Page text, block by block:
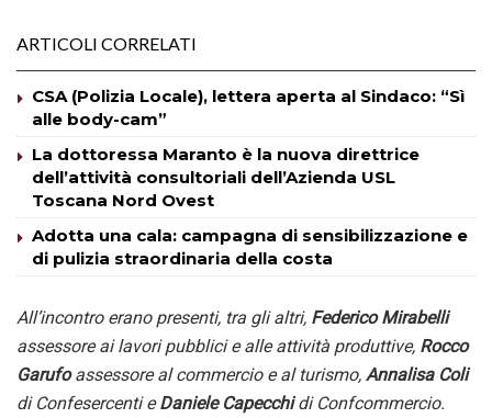
ARTICOLI CORRELATI
CSA (Polizia Locale), lettera aperta al Sindaco: “Sì
alle body-cam”
La dottoressa Maranto è la nuova direttrice
dell’attività consultoriali dell’Azienda USL
Toscana Nord Ovest
Adotta una cala: campagna di sensibilizzazione e
di pulizia straordinaria della costa
All’incontro erano presenti, tra gli altri, Federico Mirabelli
assessore ai lavori pubblici e alle attività produttive, Rocco
Garufoassessore al commercio e al turismo,Annalisa Coli
di Confesercenti eDaniele Capecchidi Confcommercio.